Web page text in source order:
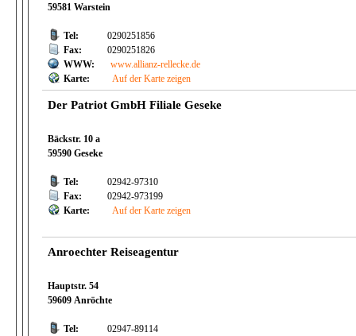
59581 Warstein
Tel:
0290251856
Fax:
0290251826
WWW:
www.allianz-rellecke.de
Karte:
Auf der Karte zeigen
Der Patriot GmbH Filiale Geseke
Bäckstr. 10 a
59590 Geseke
Tel:
02942-97310
Fax:
02942-973199
Karte:
Auf der Karte zeigen
Anroechter Reiseagentur
Hauptstr. 54
59609 Anröchte
Tel:
02947-89114